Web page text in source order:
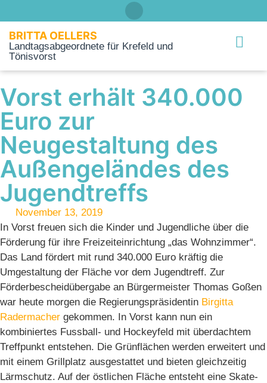
BRITTA OELLERS
Landtagsabgeordnete für Krefeld und
Tönisvorst
Vorst erhält 340.000
Euro zur
Neugestaltung des
Außengeländes des
Jugendtreffs
November 13, 2019
In Vorst freuen sich die Kinder und Jugendliche über die
Förderung für ihre Freizeiteinrichtung „das Wohnzimmer“.
Das Land fördert mit rund 340.000 Euro kräftig die
Umgestaltung der Fläche vor dem Jugendtreff. Zur
Förderbescheidübergabe an Bürgermeister Thomas Goßen
war heute morgen die Regierungspräsidentin Birgitta
Radermacher gekommen. In Vorst kann nun ein
kombiniertes Fussball- und Hockeyfeld mit überdachtem
Treffpunkt entstehen. Die Grünflächen werden erweitert und
mit einem Grillplatz ausgestattet und bieten gleichzeitig
Lärmschutz. Auf der östlichen Fläche entsteht eine Skate-